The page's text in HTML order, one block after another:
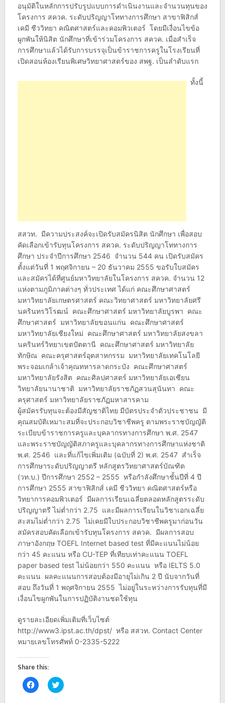
อนุมัติในหลักการปรับรูปแบบการดำเนินงานและจำนวนทุนของ
โครงการ สควค. ระดับปริญญาโททางการศึกษา สาขาฟิสิกส์
เคมี ชีววิทยา คณิตศาสตร์และคอมพิวเตอร์ โดยมีเงื่อนไขข้อ
ผูกพันให้นิสิต นักศึกษาที่เข้าร่วมโครงการ สควค. เมื่อสำเร็จ
การศึกษาแล้วได้รับการบรรจุเป็นข้าราชการครูในโรงเรียนที่
เปิดสอนห้องเรียนพิเศษวิทยาศาสตร์ของ สพฐ. เป็นลำดับแรก
ทั้งนี้
สสวท. มีความประสงค์จะเปิดรับสมัครนิสิต นักศึกษา เพื่อสอบ
คัดเลือกเข้ารับทุนโครงการ สควค. ระดับปริญญาโททางการ
ศึกษา ประจำปีการศึกษา 2546 จำนวน 544 คน เปิดรับสมัคร
ตั้งแต่วันที่ 1 พฤศจิกายน – 20 ธันวาคม 2555 ขอรับใบสมัคร
และสมัครได้ที่ศูนย์มหาวิทยาลัยในโครงการ สควค. จำนวน 12
แห่งตามภูมิภาคต่างๆ ทั่วประเทศ ได้แก่ คณะศึกษาศาสตร์
มหาวิทยาลัยเกษตรศาสตร์ คณะวิทยาศาสตร์ มหาวิทยาลัยศรี
นครินทรวิโรฒน์ คณะศึกษาศาสตร์ มหาวิทยาลัยบูรพา คณะ
ศึกษาศาสตร์ มหาวิทยาลัยขอนแก่น คณะศึกษาศาสตร์
มหาวิทยาลัยเชียงใหม่ คณะศึกษาศาสตร์ มหาวิทยาลัยสงขลา
นครินทร์วิทยาเขตปัตตานี คณะศึกษาศาสตร์ มหาวิทยาลัย
ทักษิณ คณะครุศาสตร์อุตสาหกรรม มหาวิทยาลัยเทคโนโลยี
พระจอมเกล้าเจ้าคุณทหารลาดกระบัง คณะศึกษาศาสตร์
มหาวิทยาลัยรังสิต คณะศิลปศาสตร์ มหาวิทยาลัยเอเซียน
วิทยาลัยนานาชาติ มหาวิทยาลัยราชภัฏสวนสุนันทา คณะ
ครุศาสตร์ มหาวิทยาลัยราชภัฏมหาสารคาม
ผู้สมัครรับทุนจะต้องมีสัญชาติไทย มีบัตรประจำตัวประชาชน มี
คุณสมบัติเหมาะสมที่จะประกอบวิชาชีพครู ตามพระราชบัญญัติ
ระเบียบข้าราชการครูและบุคลากรทางการศึกษา พ.ศ. 2547
และพระราชบัญญัติสภาครูและบุคลากรทางการศึกษาแห่งชาติ
พ.ศ. 2546 และที่แก้ไขเพิ่มเติม (ฉบับที่ 2) พ.ศ. 2547 สำเร็จ
การศึกษาระดับปริญญาตรี หลักสูตรวิทยาศาสตร์บัณฑิต
(วท.บ.) ปีการศึกษา 2552 – 2555 หรือกำลังศึกษาชั้นปีที่ 4 ปี
การศึกษา 2555 สาขาฟิสิกส์ เคมี ชีววิทยา คณิตศาสตร์หรือ
วิทยาการคอมพิวเตอร์ มีผลการเรียนเฉลี่ยตลอดหลักสูตรระดับ
ปริญญาตรี ไม่ต่ำกว่า 2.75 และมีผลการเรียนในวิชาเอกเฉลี่ย
สะสมไม่ต่ำกว่า 2.75 ไม่เคยมีใบประกอบวิชาชีพครูมาก่อนวัน
สมัครสอบคัดเลือกเข้ารับทุนโครงการ สควค. มีผลการสอบ
ภาษาอังกฤษ TOEFL Internet based test ที่มีคะแนนไม่น้อย
กว่า 45 คะแนน หรือ CU-TEP ที่เทียบเท่าคะแนน TOEFL
paper based test ไม่น้อยกว่า 550 คะแนน หรือ IELTS 5.0
คะแนน ผลคะแนนการสอบต้องมีอายุไม่เกิน 2 ปี นับจากวันที่
สอบ ถึงวันที่ 1 พฤศจิกายน 2555 ไม่อยู่ในระหว่างการรับทุนที่มี
เงื่อนไขผูกพันในการปฏิบัติงานชดใช้ทุน
ดูรายละเอียดเพิ่มเติมที่เว็บไซต์
http://www3.ipst.ac.th/dpst/ หรือ สสวท. Contact Center
หมายเลขโทรศัพท์ 0-2335-5222
Share this:
Click
to
Click
to